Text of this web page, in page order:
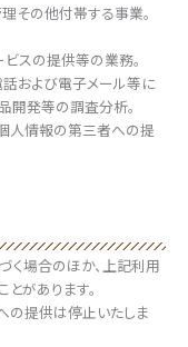
その他付帯する事業。
スの提供等の業務。
および電子メール等に
開発等の調査分析。
人情報の第三者への提
く場合のほか、上記利用
があります。
の提供は停止いたしま